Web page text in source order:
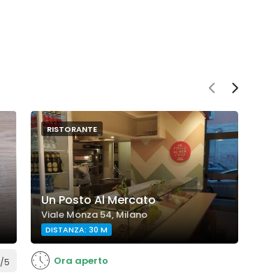
/5
RISTORANTE
Un Posto Al Mercato
Viale Monza 54, Milano
DISTANZA: 30 M
Ora aperto